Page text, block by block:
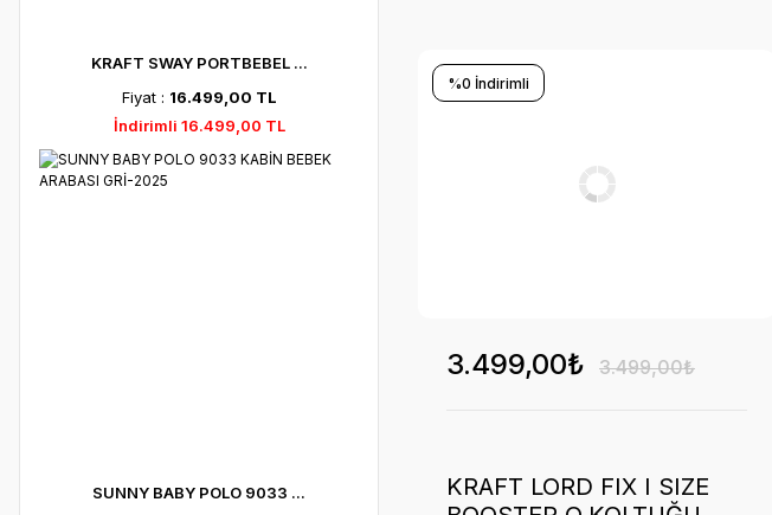
KRAFT SWAY PORTBEBEL ...
Fiyat : 16.499,00 TL
İndirimli 16.499,00 TL
SUNNY BABY POLO 9033 ...
%0 İndirimli
3.499,00₺ 3.499,00₺
KRAFT LORD FIX I SIZE